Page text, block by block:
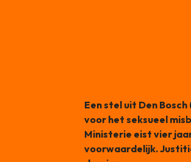
Een stel uit Den
voor het seksueel
Ministerie eist vier
voorwaardelijk.